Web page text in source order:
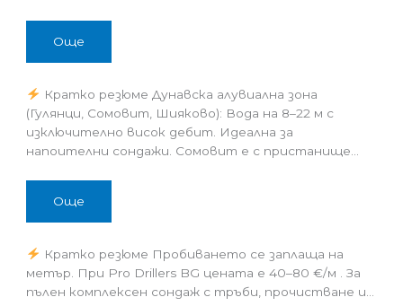
Още
Кратко резюме Дунавска алувиална зона
(Гулянци, Сомовит, Шияково): Вода на 8–22 м с
изключително висок дебит. Идеална за
напоителни сондажи. Сомовит е с пристанище…
Още
Кратко резюме Пробиването се заплаща на
метър. При Pro Drillers BG цената е 40–80 €/м . За
пълен комплексен сондаж с тръби, прочистване и…